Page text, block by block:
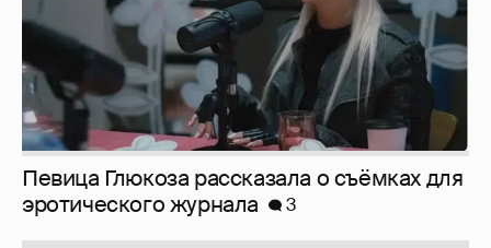
Певица Глюкоза рассказала о съёмках для
эротического журнала
3